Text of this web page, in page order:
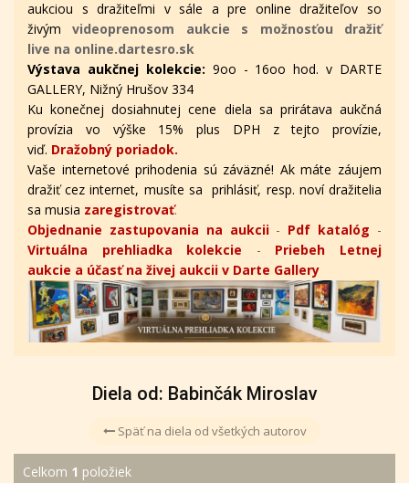
aukciou s dražiteľmi v sále a pre online dražiteľov so
živým videoprenosom aukcie s možnosťou dražiť
live na online.dartesro.sk
Výstava aukčnej kolekcie: 9oo - 16oo hod. v DARTE
GALLERY, Nižný Hrušov 334
Ku konečnej dosiahnutej cene diela sa prirátava aukčná
provízia vo výške 15% plus DPH z tejto provízie,
viď. Dražobný poriadok.
Vaše internetové prihodenia sú záväzné! Ak máte záujem
dražiť cez internet, musíte sa prihlásiť, resp. noví dražitelia
sa musia zaregistrovať.
Objednanie zastupovania na aukcii- Pdf katalóg -
Virtuálna prehliadka kolekcie - Priebeh Letnej
aukcie a účasť na živej aukcii v Darte Gallery
Diela od: Babinčák Miroslav
Späť na diela od všetkých autorov
Celkom 1 položiek